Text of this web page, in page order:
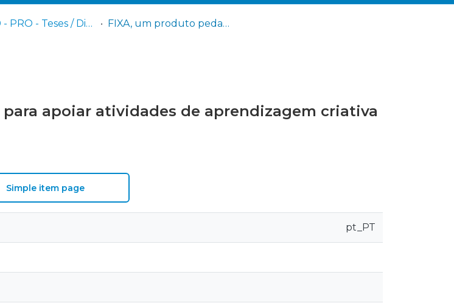
ESAD - PRO - Teses / Dissertações FIXA, um produto pedagógico híbrido para apoiar atividades de aprendizagem criativa
apoiar atividades de aprendizagem criativa
Simple item page
pt_PT